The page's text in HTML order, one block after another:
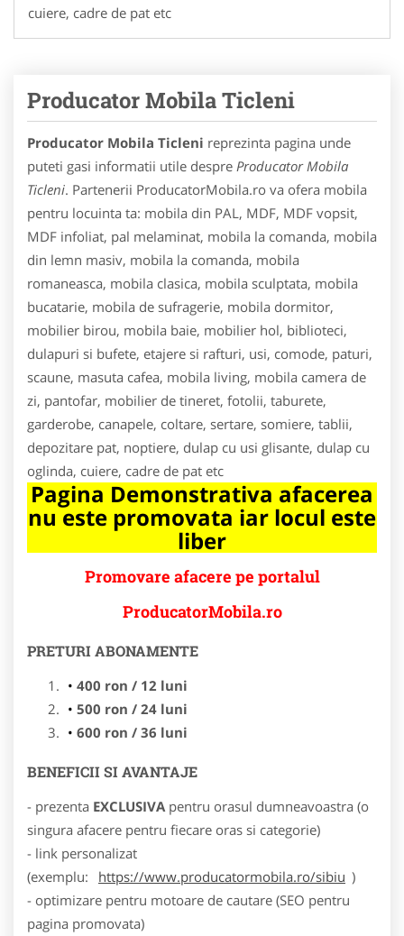
cuiere, cadre de pat etc
Producator Mobila Ticleni
Producator Mobila Ticleni reprezinta pagina unde
puteti gasi informatii utile despre Producator Mobila
Ticleni. Partenerii ProducatorMobila.ro va ofera mobila
pentru locuinta ta: mobila din PAL, MDF, MDF vopsit,
MDF infoliat, pal melaminat, mobila la comanda, mobila
din lemn masiv, mobila la comanda, mobila
romaneasca, mobila clasica, mobila sculptata, mobila
bucatarie, mobila de sufragerie, mobila dormitor,
mobilier birou, mobila baie, mobilier hol, biblioteci,
dulapuri si bufete, etajere si rafturi, usi, comode, paturi,
scaune, masuta cafea, mobila living, mobila camera de
zi, pantofar, mobilier de tineret, fotolii, taburete,
garderobe, canapele, coltare, sertare, somiere, tablii,
depozitare pat, noptiere, dulap cu usi glisante, dulap cu
oglinda, cuiere, cadre de pat etc
Pagina Demonstrativa afacerea
nu este promovata iar locul este
liber
Promovare afacere pe portalul
ProducatorMobila.ro
PRETURI ABONAMENTE
400 ron / 12 luni
500 ron / 24 luni
600 ron / 36 luni
BENEFICII SI AVANTAJE
- prezenta EXCLUSIVA pentru orasul dumneavoastra (o
singura afacere pentru fiecare oras si categorie)
- link personalizat
(exemplu:
https://www.producatormobila.ro/sibiu )
- optimizare pentru motoare de cautare (SEO pentru
pagina promovata)